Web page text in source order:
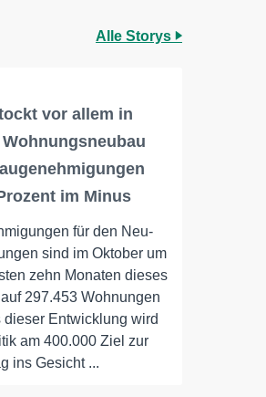
Alle Storys
vor allem in
im Minus
für den Neu-
sind im Oktober um
zehn Monaten dieses
297.453 Wohnungen
Entwicklung wird
am 400.000 Ziel zur
ins Gesicht ...